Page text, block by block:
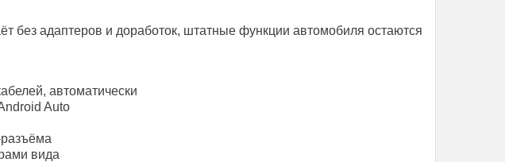
без адаптеров и доработок, штатные функции автомобиля остаются
автоматически
Auto
вида